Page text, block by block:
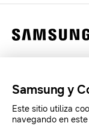
Legales
SAMSUNG.COM
Samsung y
Este sitio utiliza
navegando en